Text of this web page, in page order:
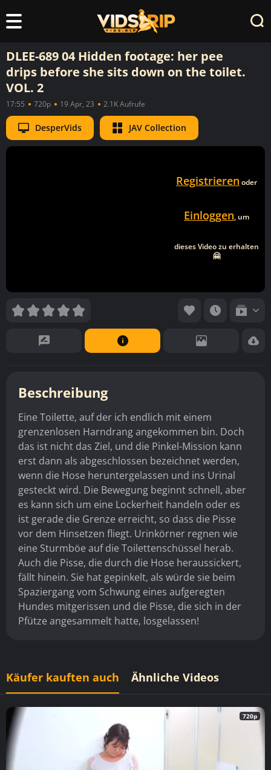
DLEE-689 04 Hidden footage: her pee
drips before she sits down on the toilet.
VOL. 2
17:55 720p 19 Apr, 23 2.1K Aufrufe
DesperVids JAV Collection
Registrieren oder
Einloggen, um
dieses Video zu erhalten
🤗
Beschreibung
Eine Toilette, auf der ich endlich mit einem
grenzenlosen Harndrang angekommen bin. Doch
das ist nicht das Ziel, und die Pinkel-Mission kann
erst dann als abgeschlossen bezeichnet werden,
wenn die Hose heruntergelassen und ins Urinal
gesteckt wird. Die Bewegung beginnt schnell, aber
es kann sich um eine Lockerheit handeln oder es
ist gerade die Grenze erreicht, so dass die Pisse
vor dem Hinsetzen fliegt. Urinkörner regnen wie
eine Sturmböe auf die Toilettenschüssel herab.
Auch die Pisse, die durch die Hose heraussickert,
fällt hinein. Sie hat gepinkelt, als würde sie beim
Spaziergang vom Schwung eines aufgeregten
Hundes mitgerissen und die Pisse, die sich in der
Pfütze angesammelt hatte, losgelassen!
Käufer kauften auch Ähnliche Videos
720p